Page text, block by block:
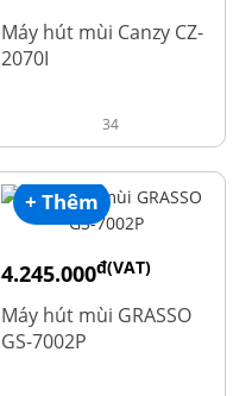
4.450.000
Máy hút mùi Canzy CZ-
2070I
34
+ Thêm
4.245.000đ(VAT)
5.660.000
Máy hút mùi GRASSO
GS-7002P